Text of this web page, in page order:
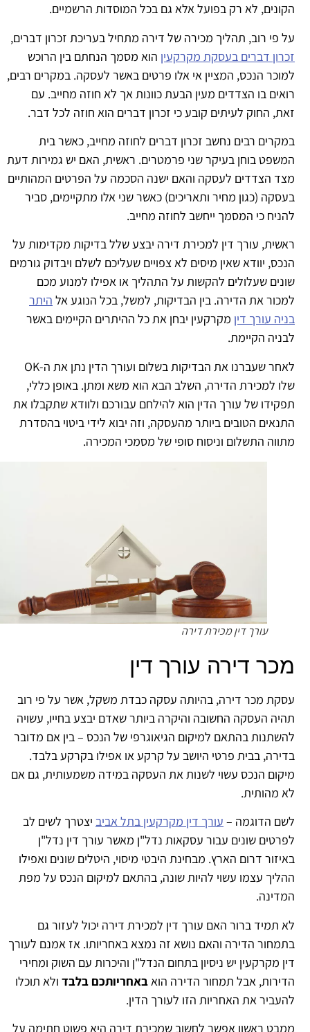
לא רק בפועל אלא גם בכל המוסדות הרשמיים.
פי רוב, תהליך מכירה של דירה מתחיל בעריכת זכרון דברים,
דברים בעסקת מקרקעיןהוא מסמך הנחתם בין הרוכש
הנכס, המציין אי אלו פרטים באשר לעסקה. במקרים רבים,
בו הצדדים מעין הבעת כוונות אך לא חוזה מחייב. עם
החוק לעיתים קובע כי זכרון דברים הוא חוזה לכל דבר.
רבים נחשב זכרון דברים לחוזה מחייב, כאשר בית
בוחן בעיקר שני פרמטרים. ראשית, האם יש גמירות דעת
הצדדים לעסקה והאם ישנה הסכמה על הפרטים המהותיים
(כגון מחיר ותאריכים) כאשר שני אלו מתקיימים, סביר
כי המסמך ייחשב לחוזה מחייב.
עורך דין למכירת דירה יבצע שלל בדיקות מקדימות על
יוודא שאין מיסים לא צפויים שעליכם לשלם ויבדוק גורמים
שעלולים להקשות על התהליך או אפילו למנוע מכם
את הדירה. בין הבדיקות, למשל, בכל הנוגע אלהיתר
עורך דיןמקרקעין יבחן את כל ההיתרים הקיימים באשר
הקיימת.
לאחר שעברנו את הבדיקות בשלום ועורך הדין נתן את ה-OK
למכירת הדירה, השלב הבא הוא משא ומתן. באופן כללי,
של עורך הדין הוא להילחם עבורכם ולוודא שתקבלו את
הטובים ביותר מהעסקה, וזה יבוא לידי ביטוי בהסדרת
התשלום וניסוח סופי של מסמכי המכירה.
עורך דין מכירת דירה
דירה עורך דין
מכר דירה, בהיותה עסקה כבדת משקל, אשר על פי רוב
העסקה החשובה והיקרה ביותר שאדם יבצע בחייו, עשויה
בהתאם למיקום הגיאוגרפי של הנכס – בין אם מדובר
בבית פרטי היושב על קרקע או אפילו בקרקע בלבד.
הנכס עשוי לשנות את העסקה במידה משמעותית, גם אם
מהותית.
הדוגמה –עורך דין מקרקעין בתל אביביצטרך לשים לב
שונים עבור עסקאות נדל"ן מאשר עורך דין נדל"ן
דרום הארץ. מבחינת היבטי מיסוי, היטלים שונים ואפילו
עצמו עשוי להיות שונה, בהתאם למיקום הנכס על מפת
תמיד ברור האם עורך דין למכירת דירה יכול לעזור גם
הדירה והאם נושא זה נמצא באחריותו. אז אמנם לעורך
מקרקעין יש ניסיון בתחום הנדל"ן והיכרות עם השוק ומחירי
אבל תמחור הדירה הוא באחריותכם בלבדולא תוכלו
את האחריות הזו לעורך הדין.
ראשון אפשר לחשוב שמכירת דירה היא פשוט חתימה על